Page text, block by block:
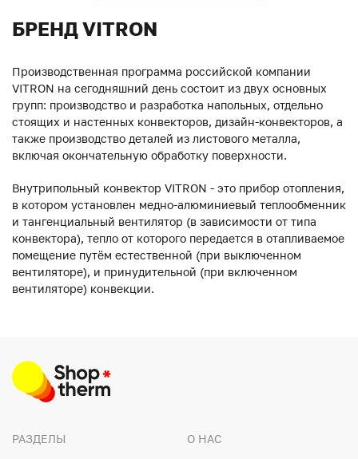
БРЕНД VITRON
Производственная программа российской компании
VITRON на сегодняшний день состоит из двух основных
групп: производство и разработка напольных, отдельно
стоящих и настенных конвекторов, дизайн-конвекторов, а
также производство деталей из листового металла,
включая окончательную обработку поверхности.
Внутрипольный конвектор VITRON - это прибор отопления,
в котором установлен медно-алюминиевый теплообменник
и тангенциальный вентилятор (в зависимости от типа
конвектора), тепло от которого передается в отапливаемое
помещение путём естественной (при выключенном
вентиляторе), и принудительной (при включенном
вентиляторе) конвекции.
РАЗДЕЛЫ О НАС